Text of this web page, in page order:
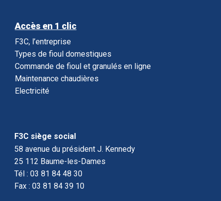
Accès en 1 clic
F3C, l’entreprise
Types de fioul domestiques
Commande de fioul et granulés en ligne
Maintenance chaudières
Electricité
F3C siège social
58 avenue du président J. Kennedy
25 112 Baume-les-Dames
Tél : 03 81 84 48 30
Fax : 03 81 84 39 10